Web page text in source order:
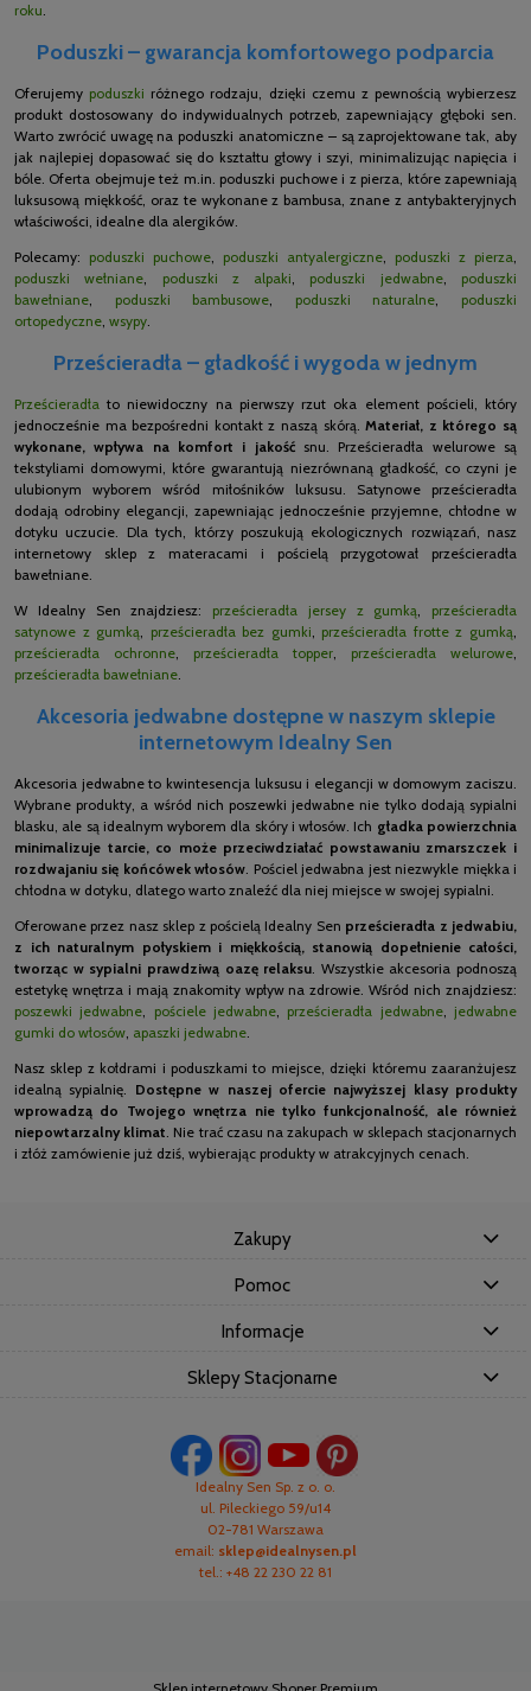
roku.
Poduszki – gwarancja komfortowego podparcia
Oferujemy poduszki różnego rodzaju, dzięki czemu z pewnością wybierzesz
produkt dostosowany do indywidualnych potrzeb, zapewniający głęboki sen.
Warto zwrócić uwagę na poduszki anatomiczne – są zaprojektowane tak, aby
jak najlepiej dopasować się do kształtu głowy i szyi, minimalizując napięcia i
bóle. Oferta obejmuje też m.in. poduszki puchowe i z pierza, które zapewniają
luksusową miękkość, oraz te wykonane z bambusa, znane z antybakteryjnych
właściwości, idealne dla alergików.
Polecamy: poduszki puchowe poduszki antyalergiczne poduszki z pierza
poduszki wełniane
poduszki z alpaki poduszki jedwabne, poduszki
bawełniane
poduszki bambusowe poduszki naturalne
poduszki
ortopedyczne wsypy
Prześcieradła – gładkość i wygoda w jednym
Prześcieradła to niewidoczny na pierwszy rzut oka element pościeli, który
jednocześnie ma bezpośredni kontakt z naszą skórą.Materiał, z którego są
wykonane, wpływa na komfort i jakośćsnu. Prześcieradła welurowe są
tekstyliami domowymi, które gwarantują niezrównaną gładkość, co czyni je
ulubionym wyborem wśród miłośników luksusu. Satynowe prześcieradła
dodają odrobiny elegancji, zapewniając jednocześnie przyjemne, chłodne w
dotyku uczucie. Dla tych, którzy poszukują ekologicznych rozwiązań, nasz
internetowy sklep z materacami i pościelą przygotował prześcieradła
bawełniane.
W Idealny Sen znajdziesz: prześcieradła jersey z gumką
prześcieradła
satynowe z gumką
prześcieradła bez gumki prześcieradła frotte z gumką
prześcieradła ochronne
prześcieradła topper prześcieradła welurowe
prześcieradła bawełniane
Akcesoria jedwabne dostępne w naszym sklepie
internetowym Idealny Sen
Akcesoria jedwabne to kwintesencja luksusu i elegancji w domowym zaciszu.
Wybrane produkty, a wśród nich poszewki jedwabne nie tylko dodają sypialni
blasku, ale są idealnym wyborem dla skóry i włosów. Ich gładka powierzchnia
minimalizuje tarcie, co może przeciwdziałać powstawaniu zmarszczek i
rozdwajaniu się końcówek włosów . Pościel jedwabna jest niezwykle miękka i
chłodna w dotyku, dlatego warto znaleźć dla niej miejsce w swojej sypialni.
Oferowane przez nasz sklep z pościelą Idealny Sen prześcieradła z jedwabiu,
z ich naturalnym połyskiem i miękkością, stanowią dopełnienie całości,
tworząc w sypialni prawdziwą oazę relaksu . Wszystkie akcesoria podnoszą
estetykę wnętrza i mają znakomity wpływ na zdrowie. Wśród nich znajdziesz:
poszewki jedwabne
pościele jedwabne prześcieradła jedwabne, jedwabne
gumki do włosów apaszki jedwabne
Nasz sklep z kołdrami i poduszkami to miejsce, dzięki któremu zaaranżujesz
idealną sypialnię. Dostępne w naszej ofercie najwyższej klasy produkty
wprowadzą do Twojego wnętrza nie tylko funkcjonalność, ale również
niepowtarzalny klimat . Nie trać czasu na zakupach w sklepach stacjonarnych
i złóż zamówienie już dziś, wybierając produkty w atrakcyjnych cenach.
Zakupy
Pomoc
Informacje
Sklepy Stacjonarne
Idealny Sen Sp. z o. o.
ul. Pileckiego 59/u14
02-781 Warszawa
email: sklep@idealnysen.pl
tel.: +48 22 230 22 81